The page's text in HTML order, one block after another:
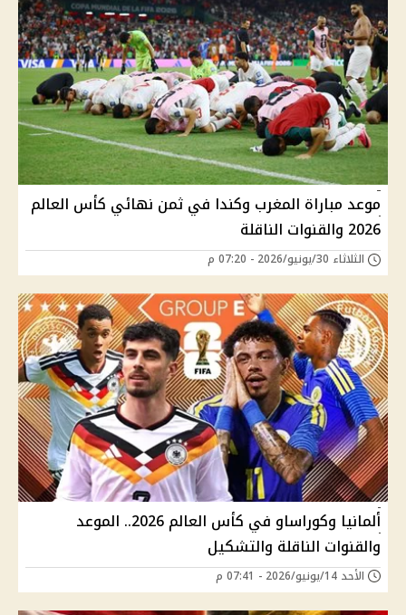
موعد مباراة المغرب وكندا في ثمن نهائي كأس العالم
2026 والقنوات الناقلة
الثلاثاء 30/يونيو/2026 - 07:20 م
ألمانيا وكوراساو في كأس العالم 2026.. الموعد
والقنوات الناقلة والتشكيل
الأحد 14/يونيو/2026 - 07:41 م